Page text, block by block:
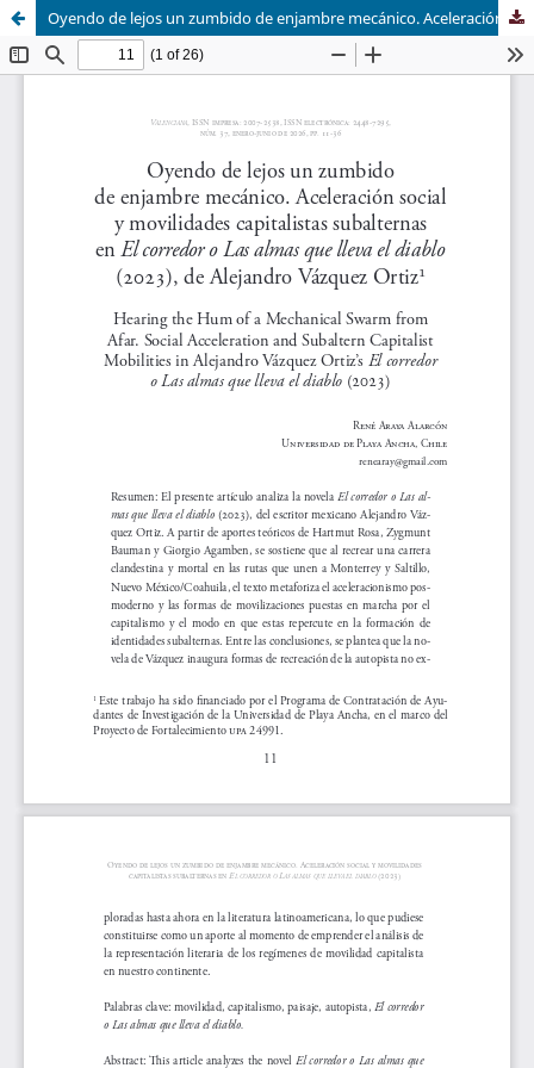
Oyendo de lejos un zumbido de enjambre mecánico. Aceleración social y movilidades capitalistas subalternas en El corredor o Las almas que lleva el diablo (2023), de Alejandro Vázquez Ortiz.